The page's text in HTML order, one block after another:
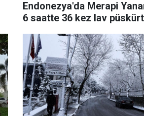
Endonezya'da Merapi
6 saatte 36 kez lav